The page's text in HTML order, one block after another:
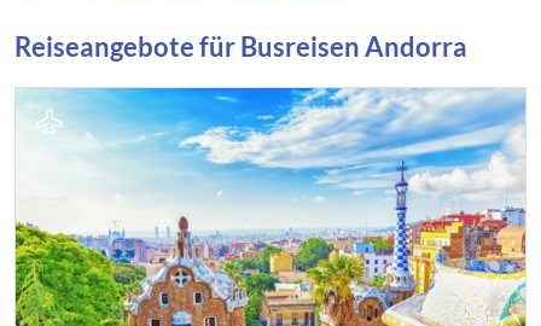
Reiseangebote für Busreisen Andorra